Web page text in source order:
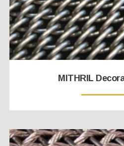
MITHRIL